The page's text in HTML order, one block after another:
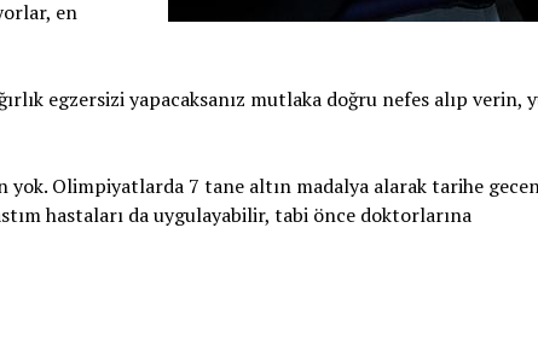
en
egzersizi yapacaksanız mutlaka doğru nefes alıp verin,
yok. Olimpiyatlarda 7 tane altın madalya alarak tarihe
hastaları da uygulayabilir, tabi önce doktorlarına